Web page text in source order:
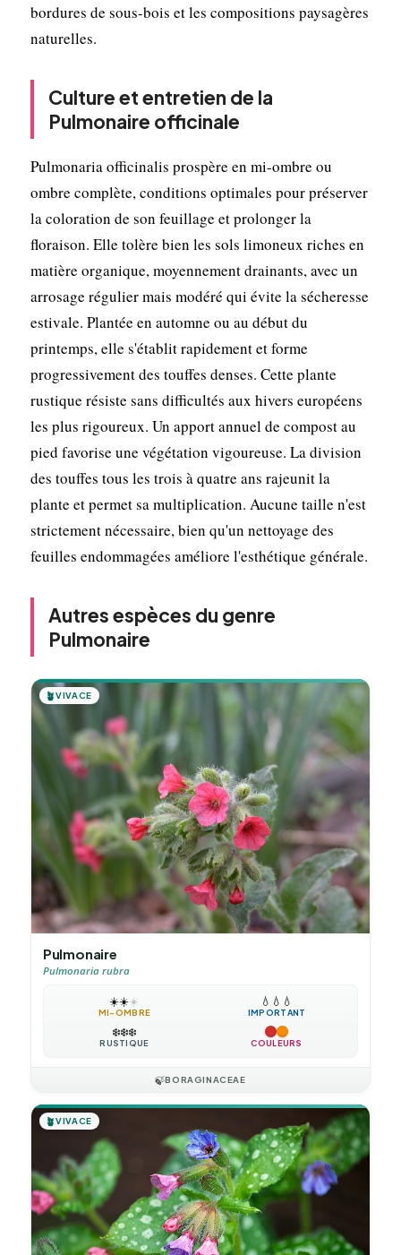
bordures de sous-bois et les compositions paysagères
naturelles.
Culture et entretien de la
Pulmonaire officinale
Pulmonaria officinalis prospère en mi-ombre ou
ombre complète, conditions optimales pour préserver
la coloration de son feuillage et prolonger la
floraison. Elle tolère bien les sols limoneux riches en
matière organique, moyennement drainants, avec un
arrosage régulier mais modéré qui évite la sécheresse
estivale. Plantée en automne ou au début du
printemps, elle s'établit rapidement et forme
progressivement des touffes denses. Cette plante
rustique résiste sans difficultés aux hivers européens
les plus rigoureux. Un apport annuel de compost au
pied favorise une végétation vigoureuse. La division
des touffes tous les trois à quatre ans rajeunit la
plante et permet sa multiplication. Aucune taille n'est
strictement nécessaire, bien qu'un nettoyage des
feuilles endommagées améliore l'esthétique générale.
Autres espèces du genre
Pulmonaire
🪴VIVACE
Pulmonaire
Pulmonaria rubra
☀️☀️☀️
MI-OMBRE
💧 💧 💧
IMPORTANT
❄️❄️❄️
RUSTIQUE COULEURS
🍃BORAGINACEAE
🪴VIVACE